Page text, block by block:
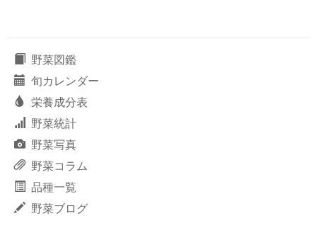
野菜図鑑
旬カレンダー
栄養成分表
野菜統計
野菜写真
野菜コラム
品種一覧
野菜ブログ